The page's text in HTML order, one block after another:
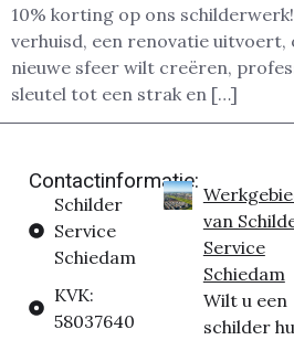
10% korting op ons
verhuisd, een renovatie uitvoert,
nieuwe sfeer wilt creëren,
sleutel tot een strak en […]
Contactinformatie:
Schilder
Service
Schiedam
KVK:
58037640
van
Service
Schiedam
Wilt u een
schilder